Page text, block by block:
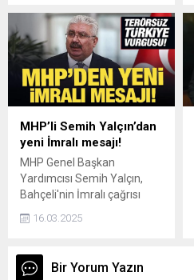
MHP’li Semih Yalçın’dan
yeni İmralı mesajı!
MHP Genel Başkan
Yardımcısı Semih Yalçın,
Bahçeli'nin İmralı çağrısı
Bahçeli'nin çağrısı, bir siyasi
başlangıç Terörsüz
Türkiye'dir" dedi.
16.03.2025
Bir Yorum Yazın